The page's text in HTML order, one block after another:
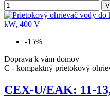
-15%
Doprava k vám domov
C - kompaktný prietokový
CEX-U/EAK: 11-